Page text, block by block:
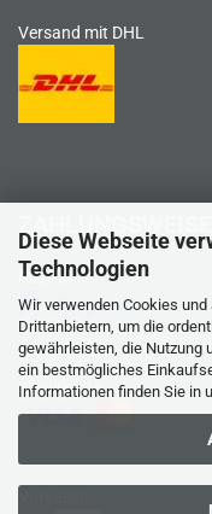
Diese Webseite
Technologien
Wir verwenden Cookies
Drittanbietern, um die
gewährleisten, die Nutzung
ein bestmögliches
Informationen finden Sie in
Versand mit DHL
PayPal
Kreditkarte